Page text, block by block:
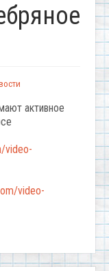
активное
video-
video-